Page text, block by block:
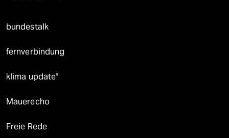
bundestalk
fernverbindung
klima update°
Mauerecho
Freie Rede